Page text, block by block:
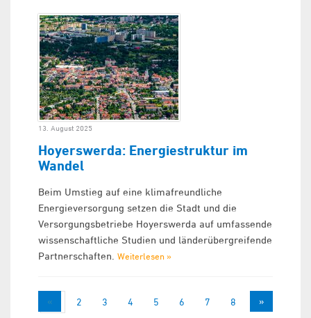
13. August 2025
Hoyerswerda: Energiestruktur im
Wandel
Beim Umstieg auf eine klimafreundliche
Energieversorgung setzen die Stadt und die
Versorgungsbetriebe Hoyerswerda auf umfassende
wissenschaftliche Studien und länderübergreifende
Partnerschaften. Weiterlesen »
«1 2 3 4 5 6 7 8 9»